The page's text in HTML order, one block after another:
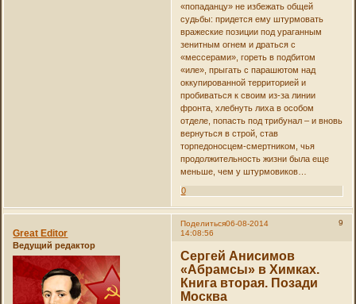
«попаданцу» не избежать общей
судьбы: придется ему штурмовать
вражеские позиции под ураганным
зенитным огнем и драться с
«мессерами», гореть в подбитом
«иле», прыгать с парашютом над
оккупированной территорией и
пробиваться к своим из-за линии
фронта, хлебнуть лиха в особом
отделе, попасть под трибунал – и вновь
вернуться в строй, став
торпедоносцем-смертником, чья
продолжительность жизни была еще
меньше, чем у штурмовиков…
0
Поделиться 9
06-08-2014
14:08:56
Great Editor
Ведущий редактор
Сергей Анисимов
«Абрамсы» в Химках.
Книга вторая. Позади
Москва